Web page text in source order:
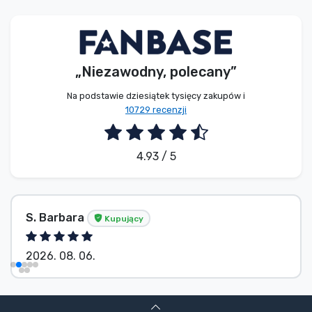
„Niezawodny, polecany”
Na podstawie dziesiątek tysięcy zakupów i
10729 recenzji
4.93 / 5
S. Barbara Kupujący
2026. 08. 06.